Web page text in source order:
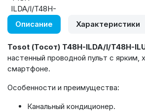
Описание Характеристики
Tosot (Тосот) T48H-ILDA/I/T48H-
настенный проводной пульт с
смартфоне.
Особенности и преимущества:
Канальный кондиционер.